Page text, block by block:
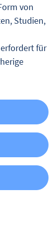
von
Studien,
für